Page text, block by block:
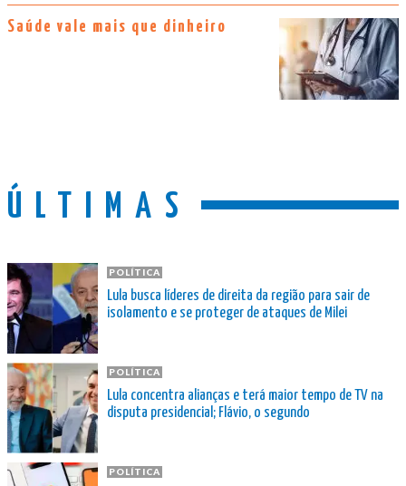
Saúde vale mais que dinheiro
ÚLTIMAS
POLÍTICA
Lula busca líderes de direita da região para sair de
isolamento e se proteger de ataques de Milei
POLÍTICA
Lula concentra alianças e terá maior tempo de TV na
disputa presidencial; Flávio, o segundo
POLÍTICA